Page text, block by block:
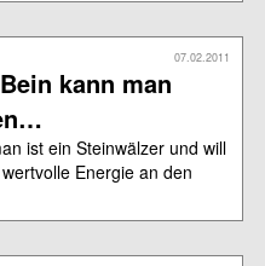
07.02.2011
kann man
ist ein Steinwälzer und will
Energie an den